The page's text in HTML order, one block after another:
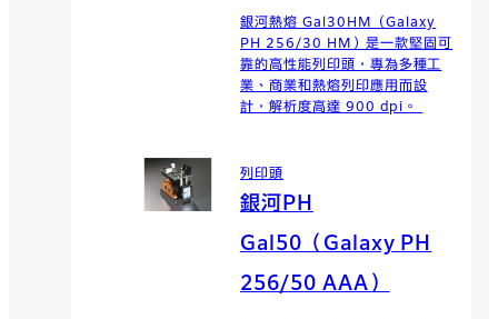
銀河熱熔 Gal30HM（Galaxy
PH 256/30 HM）是一款堅固可
靠的高性能列印頭，專為多種工
業、商業和熱熔列印應用而設
計，解析度高達 900 dpi。
列印頭
銀河PH
Gal50（Galaxy PH
256/50 AAA）